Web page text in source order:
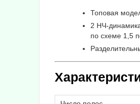
Топовая
2 НЧ-
по схеме 1,5